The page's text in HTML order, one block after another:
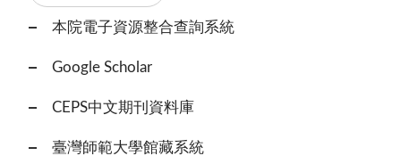
本院電子資源整合查詢系統
Google Scholar
CEPS中文期刊資料庫
臺灣師範大學館藏系統